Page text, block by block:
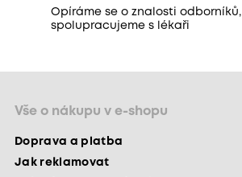
Opíráme se o znalosti odborníků,
spolupracujeme s lékaři
Vše o nákupu v e-shopu
Doprava a platba
Jak reklamovat